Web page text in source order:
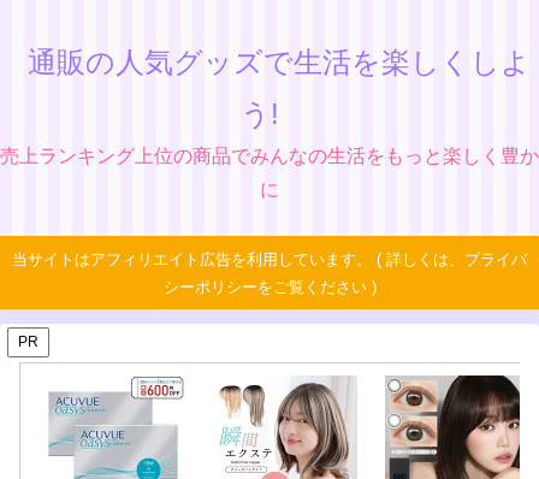
通販の人気グッズで生活を楽しくしよ
う!
売上ランキング上位の商品でみんなの生活をもっと楽しく豊か
に
当サイトはアフィリエイト広告を利用しています。 ( 詳しくは、プライバ
シーポリシーをご覧ください )
PR